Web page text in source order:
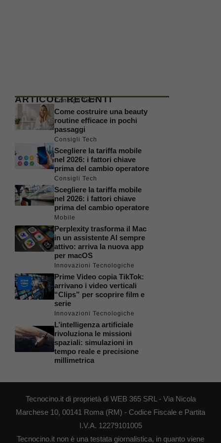
ARTICOLI RECENTI
Consigli Tech
Come costruire una beauty
routine efficace in pochi
passaggi
Consigli Tech
Scegliere la tariffa mobile
nel 2026: i fattori chiave
prima del cambio operatore
Consigli Tech
Scegliere la tariffa mobile
nel 2026: i fattori chiave
prima del cambio operatore
Mobile
Perplexity trasforma il Mac
in un assistente AI sempre
attivo: arriva la nuova app
per macOS
Innovazioni Tecnologiche
Prime Video copia TikTok:
arrivano i video verticali
“Clips” per scoprire film e
serie
Innovazioni Tecnologiche
L’intelligenza artificiale
rivoluziona le missioni
spaziali: simulazioni in
tempo reale e precisione
millimetrica
Tecnocino.it di proprietà di WEB 365 SRL - Via Nicola
Marchese 10, 00141 Roma (RM) - Codice Fiscale e Partita
I.V.A. 12279101005
Tecnocino.it non è una testata giornalistica, in quanto viene